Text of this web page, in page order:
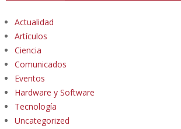
Actualidad
Artículos
Ciencia
Comunicados
Eventos
Hardware y Software
Tecnología
Uncategorized